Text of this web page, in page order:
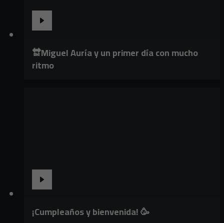
🔛Miguel Auría y un primer día con mucho
ritmo
¡Cumpleaños y bienvenida! 🥳